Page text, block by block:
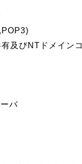
及びNTドメイン
バ